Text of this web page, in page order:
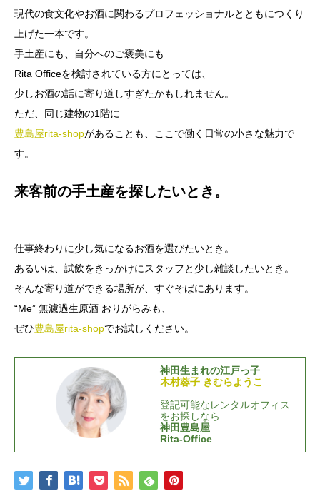
現代の食文化やお酒に関わるプロフェッショナルとともにつくり
上げた一本です。
手土産にも、自分へのご褒美にも
Rita Officeを検討されている方にとっては、
少しお酒の話に寄り道しすぎたかもしれません。
ただ、同じ建物の1階に
豊島屋rita-shopがあることも、ここで働く日常の小さな魅力で
す。
来客前の手土産を探したいとき。
仕事終わりに少し気になるお酒を選びたいとき。
あるいは、試飲をきっかけにスタッフと少し雑談したいとき。
そんな寄り道ができる場所が、すぐそばにあります。
“Me” 無濾過生原酒 おりがらみも、
ぜひ豊島屋rita-shopでお試しください。
神田生まれの江戸っ子
木村蓉子 きむらようこ
登記可能なレンタルオフィス
をお探しなら
神田豊島屋
Rita-Office